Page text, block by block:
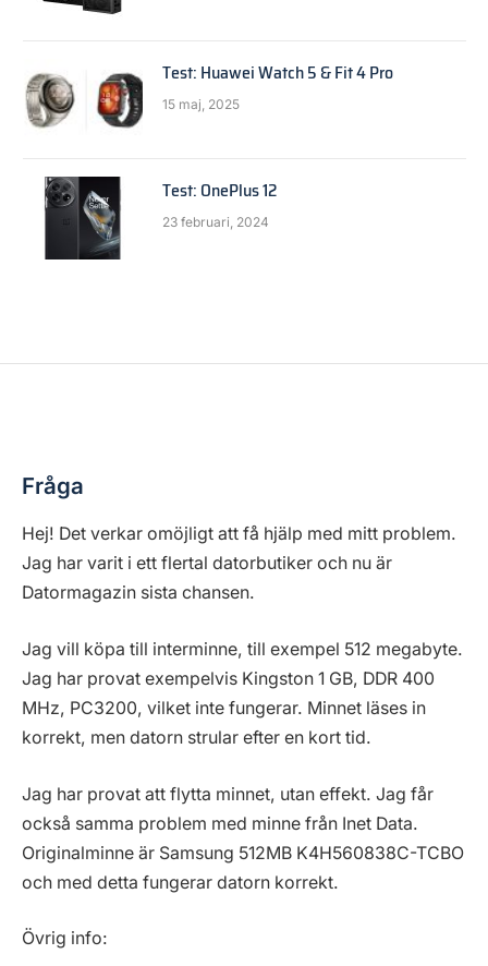
Test: Huawei Watch 5 & Fit 4 Pro
15 maj, 2025
Test: OnePlus 12
23 februari, 2024
Fråga
Hej! Det verkar omöjligt att få hjälp med mitt problem.
Jag har varit i ett flertal datorbutiker och nu är
Datormagazin sista chansen.
Jag vill köpa till interminne, till exempel 512 megabyte.
Jag har provat exempelvis Kingston 1 GB, DDR 400
MHz, PC3200, vilket inte fungerar. Minnet läses in
korrekt, men datorn strular efter en kort tid.
Jag har provat att flytta minnet, utan effekt. Jag får
också samma problem med minne från Inet Data.
Originalminne är Samsung 512MB K4H560838C-TCBO
och med detta fungerar datorn korrekt.
Övrig info: